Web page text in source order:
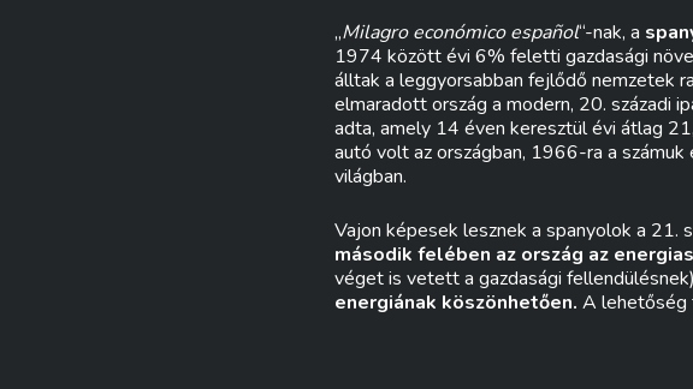
„Milagro económico español“-nak, a
1974 között évi 6% feletti gazdasági
álltak a leggyorsabban fejlődő nemzetek
elmaradott ország a modern, 20. századi
adta, amely 14 éven keresztül évi átlag
autó volt az országban, 1966-ra a
világban.
Vajon képesek lesznek a spanyolok a 21.
második felében az ország az
véget is vetett a gazdasági
energiának köszönhetően. A lehetőség